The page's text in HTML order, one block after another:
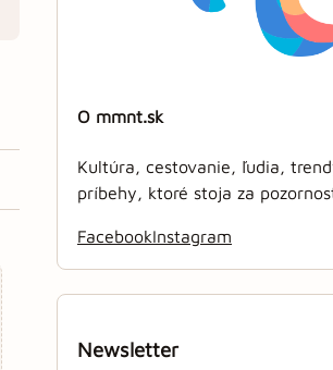
O mmnt.sk
Kultúra, cestovanie, ľudia,
príbehy, ktoré stoja za
FacebookInstagram
Newsletter